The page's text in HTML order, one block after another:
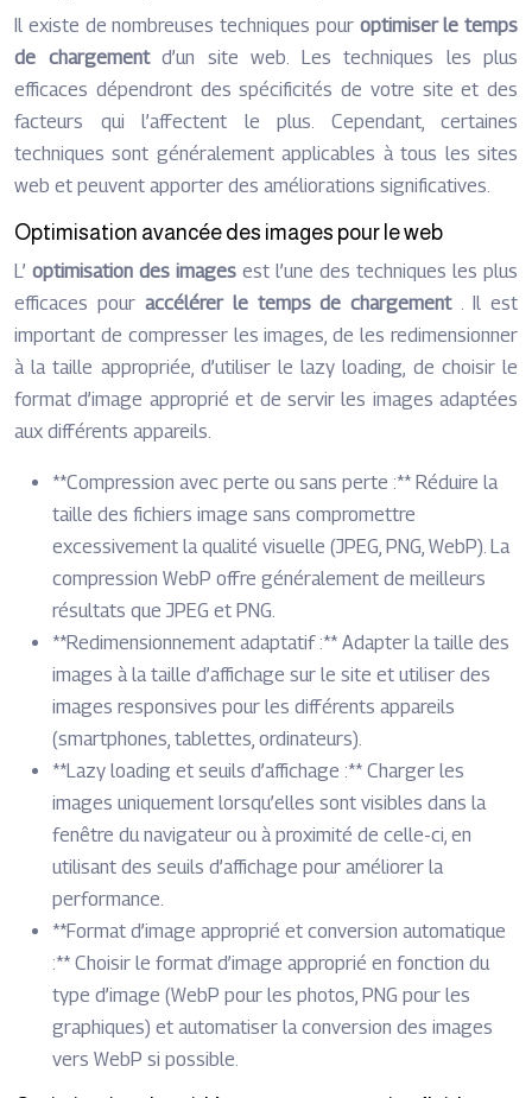
Il existe de nombreuses techniques pour optimiser le temps
de chargement d’un site web. Les techniques les plus
efficaces dépendront des spécificités de votre site et des
facteurs qui l’affectent le plus. Cependant, certaines
techniques sont généralement applicables à tous les sites
web et peuvent apporter des améliorations significatives.
Optimisation avancée des images pour le web
L’ optimisation des images est l’une des techniques les plus
efficaces pour accélérer le temps de chargement . Il est
important de compresser les images, de les redimensionner
à la taille appropriée, d’utiliser le lazy loading, de choisir le
format d’image approprié et de servir les images adaptées
aux différents appareils.
**Compression avec perte ou sans perte :** Réduire la
taille des fichiers image sans compromettre
excessivement la qualité visuelle (JPEG, PNG, WebP). La
compression WebP offre généralement de meilleurs
résultats que JPEG et PNG.
**Redimensionnement adaptatif :** Adapter la taille des
images à la taille d’affichage sur le site et utiliser des
images responsives pour les différents appareils
(smartphones, tablettes, ordinateurs).
**Lazy loading et seuils d’affichage :** Charger les
images uniquement lorsqu’elles sont visibles dans la
fenêtre du navigateur ou à proximité de celle-ci, en
utilisant des seuils d’affichage pour améliorer la
performance.
**Format d’image approprié et conversion automatique
:** Choisir le format d’image approprié en fonction du
type d’image (WebP pour les photos, PNG pour les
graphiques) et automatiser la conversion des images
vers WebP si possible.